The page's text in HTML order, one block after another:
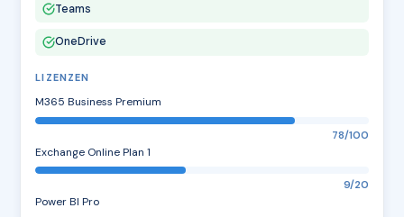
Teams
OneDrive
LIZENZEN
M365 Business Premium
78/100
Exchange Online Plan 1
9/20
Power BI Pro